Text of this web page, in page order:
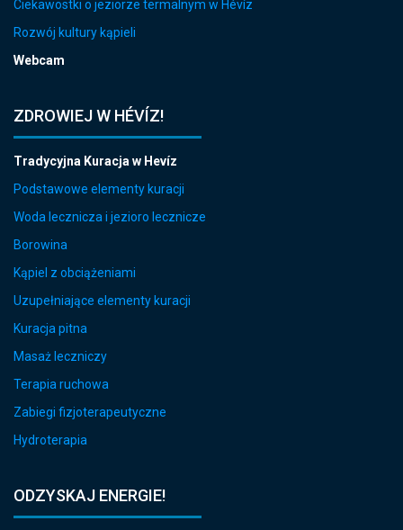
Ciekawostki o jeziorze termalnym w Hévíz
Rozwój kultury kąpieli
Webcam
ZDROWIEJ W HÉVÍZ!
Tradycyjna Kuracja w Hevíz
Podstawowe elementy kuracji
Woda lecznicza i jezioro lecznicze
Borowina
Kąpiel z obciążeniami
Uzupełniające elementy kuracji
Kuracja pitna
Masaż leczniczy
Terapia ruchowa
Zabiegi fizjoterapeutyczne
Hydroterapia
ODZYSKAJ ENERGIE!